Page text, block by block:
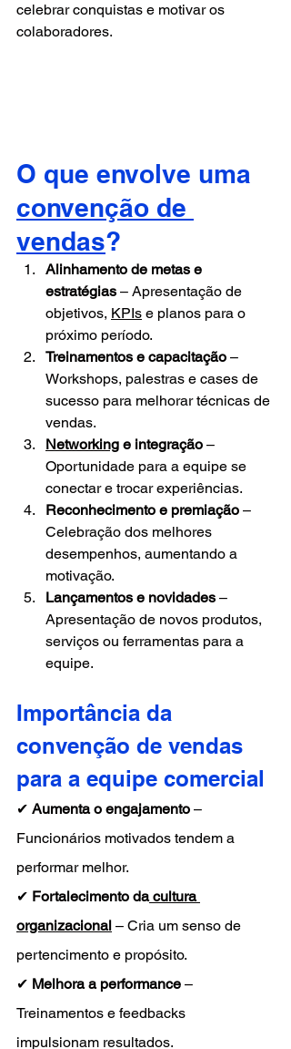
celebrar conquistas e motivar os
colaboradores.
O que envolve uma
convenção de
vendas?
Alinhamento de metas e
estratégias – Apresentação de
objetivos, KPIs e planos para o
próximo período.
Treinamentos e capacitação –
Workshops, palestras e cases de
sucesso para melhorar técnicas de
vendas.
Networking e integração –
Oportunidade para a equipe se
conectar e trocar experiências.
Reconhecimento e premiação –
Celebração dos melhores
desempenhos, aumentando a
motivação.
Lançamentos e novidades –
Apresentação de novos produtos,
serviços ou ferramentas para a
equipe.
Importância da
convenção de vendas
para a equipe comercial
✔ Aumenta o engajamento –
Funcionários motivados tendem a
performar melhor.
✔ Fortalecimento da cultura
organizacional – Cria um senso de
pertencimento e propósito.
✔ Melhora a performance –
Treinamentos e feedbacks
impulsionam resultados.